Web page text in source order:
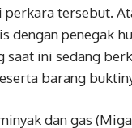
tersebut.
dengan penegak
saat ini sedang
barang
dan gas